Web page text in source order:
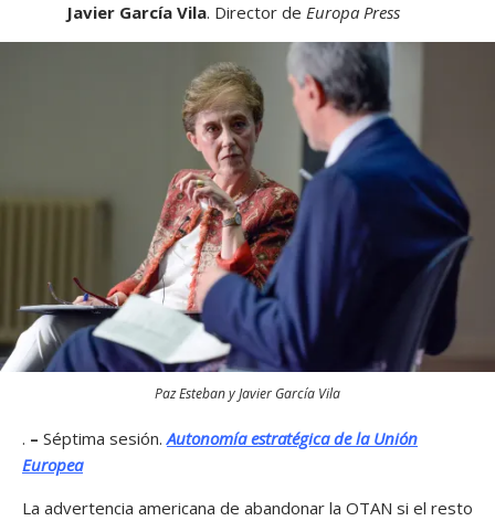
Javier García Vila. Director de Europa Press
Paz Esteban y Javier García Vila
. – Séptima sesión.Autonomía estratégica de la Unión
Europea
La advertencia americana de abandonar la OTAN si el resto